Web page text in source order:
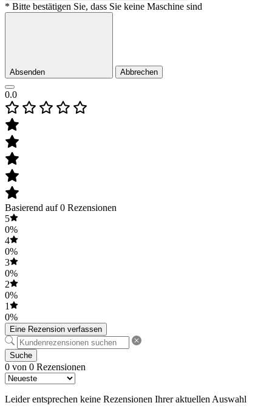
* Bitte bestätigen Sie, dass Sie keine Maschine sind
Absenden Abbrechen
0.0
Basierend auf 0 Rezensionen
5
0%
4
0%
3
0%
2
0%
1
0%
Eine Rezension verfassen
Suche
0 von 0 Rezensionen
Leider entsprechen keine Rezensionen Ihrer aktuellen Auswahl